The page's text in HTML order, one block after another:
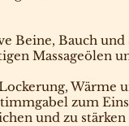
Beine, Bauch
Massageölen
Wärme
zum
und zu stärken